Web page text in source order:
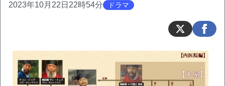
2023年10月22日22時54分 ドラマ